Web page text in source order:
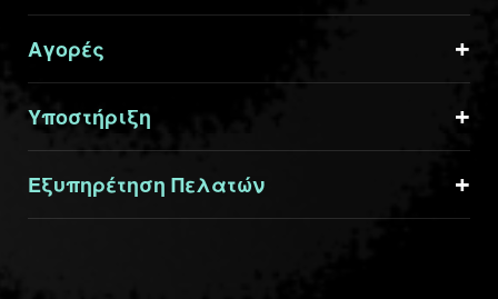
Αγορές
Υποστήριξη
Εξυπηρέτηση Πελατών